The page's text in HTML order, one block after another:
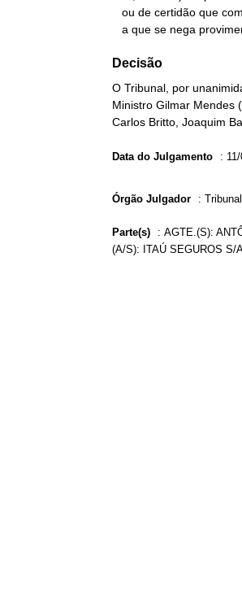
a que se nega
Decisão
O Tribunal, por
Ministro Gilmar Mendes
Carlos Britto, Joaquim
Data do Julgamento :
Órgão Julgador :
Parte(s) : AGTE.(S):
(A/S): ITAÚ SEGUROS S/